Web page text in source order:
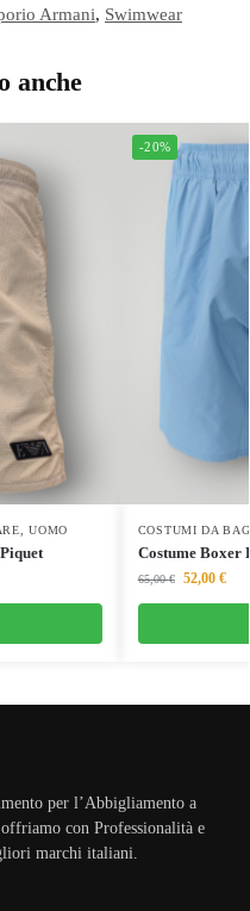
Armani, Swimwear
anche
,UOMO
-20%
COSTUMI DA
Costume Boxer
65,00€ 52,00 €
per l’Abbigliamento a
con Professionalità e
marchi italiani.